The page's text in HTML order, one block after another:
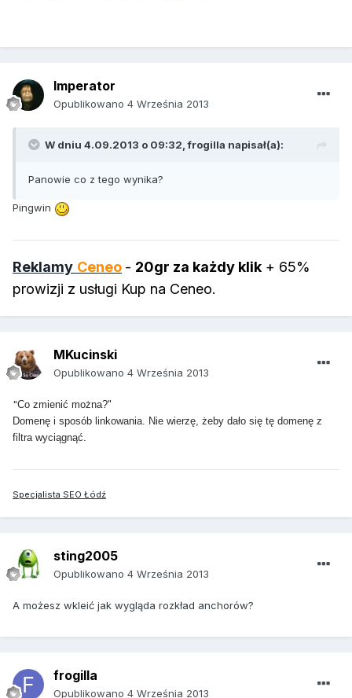
Imperator
Opublikowano 4 Września 2013
W dniu 4.09.2013 o 09:32, frogilla napisał(a):
Panowie co z tego wynika?
Pingwin
Reklamy Ceneo - 20gr za każdy klik + 65%
prowizji z usługi Kup na Ceneo.
MKucinski
Opublikowano 4 Września 2013
"Co zmienić można?"
Domenę i sposób linkowania. Nie wierzę, żeby dało się tę domenę z
filtra wyciągnąć.
Specjalista SEO Łódź
sting2005
Opublikowano 4 Września 2013
A możesz wkleić jak wygląda rozkład anchorów?
frogilla
Opublikowano 4 Września 2013